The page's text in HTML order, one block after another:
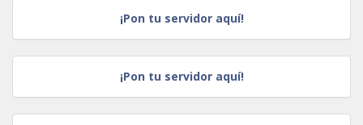
¡Pon tu servidor aquí!
¡Pon tu servidor aquí!